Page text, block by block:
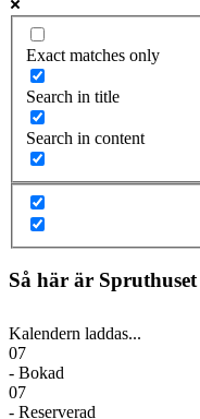
Exact matches only
Search in title
Search in content
Så här är
Kalendern laddas...
07
- Bokad
07
- Reserverad